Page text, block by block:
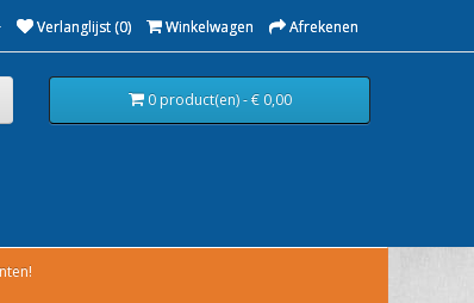
Verlanglijst (0) Winkelwagen Afrekenen
0 product(en) - € 0,00